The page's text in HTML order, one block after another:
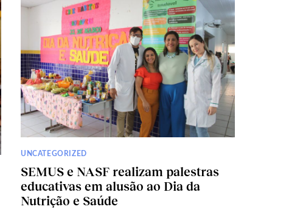
UNCATEGORIZED
SEMUS e NASF realizam palestras
educativas em alusão ao Dia da
Nutrição e Saúde